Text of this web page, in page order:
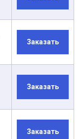
Заказать
Заказать
Заказать